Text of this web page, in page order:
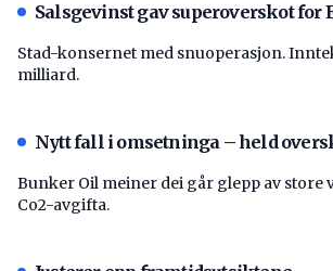
Salsgevinst gav superoverskot for
Stad-konsernet med snuoperasjon.
milliard.
Nytt fall i omsetninga – held
Bunker Oil meiner dei går glepp av store
Co2-avgifta.